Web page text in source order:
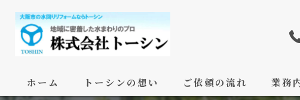
ホーム トーシンの想い ご依頼の流れ 業務